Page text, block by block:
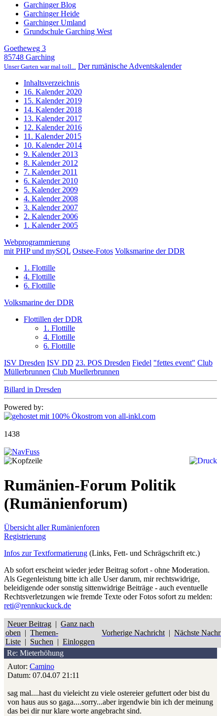
Garchinger Blog
Garchinger Heide
Garchinger Umland
Grundschule Garching West
Goetheweg 3
85748 Garching
Unser Garten war mal toll... Der rumänische Adventskalender
Inhaltsverzeichnis
16. Kalender 2020
15. Kalender 2019
14. Kalender 2018
13. Kalender 2017
12. Kalender 2016
11. Kalender 2015
10. Kalender 2014
9. Kalender 2013
8. Kalender 2012
7. Kalender 2011
6. Kalender 2010
5. Kalender 2009
4. Kalender 2008
3. Kalender 2007
2. Kalender 2006
1. Kalender 2005
Webprogrammierung
mit PHP und mySQL Ostsee-Fotos Volksmarine der DDR
1. Flottille
4. Flottille
6. Flottille
Volksmarine der DDR
Flottillen der DDR
1. Flottille
4. Flottille
6. Flottille
ISV Dresden ISV DD 23. POS Dresden Fiedel "fettes event" Club
Müllerbrunnen Club Muellerbrunnen
Billard in Dresden
Powered by:
1438
Rumänien-Forum Politik
(Rumänienforum)
Übersicht aller Rumänienforen
Registrierung
Infos zur Textformatierung (Links, Fett- und Schrägschrift etc.)
Ab sofort erscheint wieder jeder Beitrag sofort - ohne Moderation.
Als Gegenleistung bitte ich alle User darum, mir rechtswidrige,
beleidigende oder sonstig sittenwidrige Beiträge - auch eventuelle
Rechtsverletzungen wie fremde Texte oder Fotos sofort zu melden:
reti@rennkuckuck.de
Neuer Beitrag | Ganz nach
oben | Themen-
Liste | Suchen | Einloggen
Vorherige Nachricht | Nächste
Re: Mieterhöhung
Autor: Camino
Datum: 07.04.07 21:11
sag mal....hast du vieleicht zu viele ostereier gefuttert oder bist du
von haus aus so gaga....sorry...aber irgendwie bin ich der meinung
das bei dir nur klare worte angebracht sind.